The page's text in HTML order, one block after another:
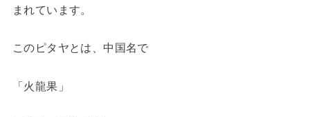
まれています。
このピタヤとは、中国名で
「火龍果」